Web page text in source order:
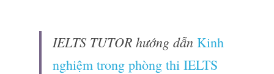
IELTS TUTOR hướng dẫn Kinh
nghiệm trong phòng thi IELTS